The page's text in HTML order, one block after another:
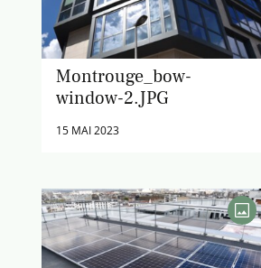
Montrouge_bow-
window-2.JPG
15 MAI 2023